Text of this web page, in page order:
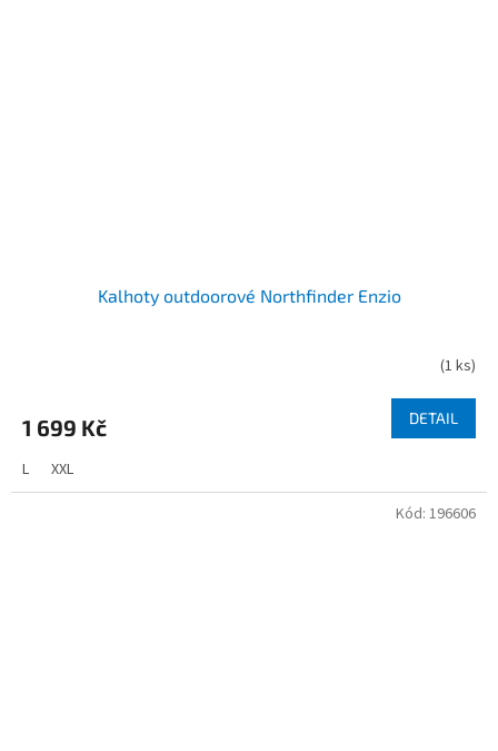
Kalhoty outdoorové Northfinder Enzio
(1 ks)
1 699 Kč DETAIL
L XXL
Kód: 196606